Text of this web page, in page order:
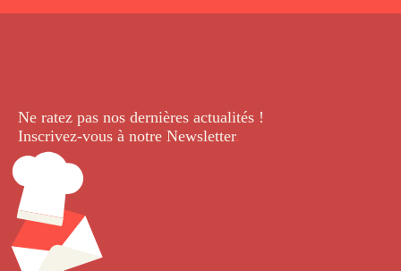
Ne ratez pas nos dernières actualités !
Inscrivez-vous à notre Newsletter.